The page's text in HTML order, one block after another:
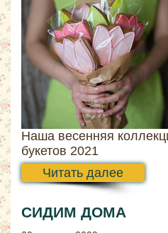
Наша весенняя
букетов 2021
Читать далее
СИДИМ ДОМА